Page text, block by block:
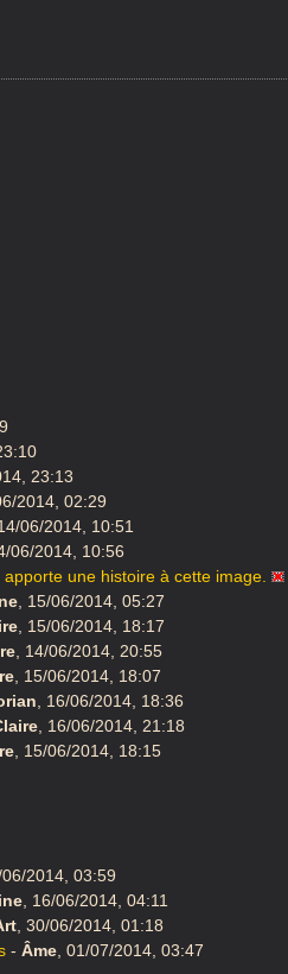
23:13
2014, 02:29
06/2014, 10:51
06/2014, 10:56
une histoire à cette image.
15/06/2014, 05:27
15/06/2014, 18:17
14/06/2014, 20:55
15/06/2014, 18:07
16/06/2014, 18:36
16/06/2014, 21:18
15/06/2014, 18:15
2014, 03:59
16/06/2014, 04:11
30/06/2014, 01:18
- Âme 01/07/2014, 03:47